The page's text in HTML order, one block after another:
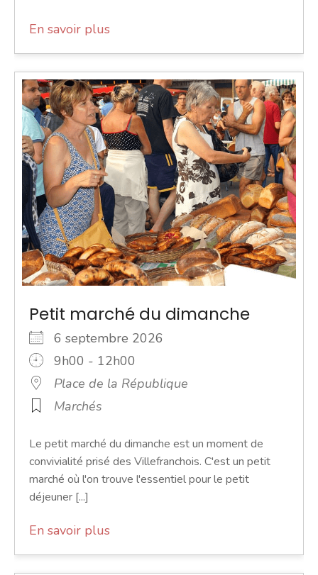
En savoir plus
Petit marché du dimanche
6 septembre 2026
9h00 - 12h00
Place de la République
Marchés
Le petit marché du dimanche est un moment de
convivialité prisé des Villefranchois. C'est un petit
marché où l'on trouve l'essentiel pour le petit
déjeuner [...]
En savoir plus